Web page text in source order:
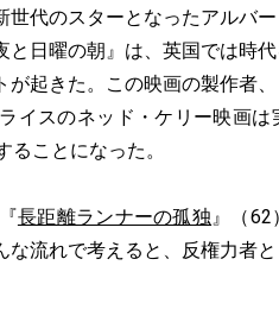
代のスターとなったアルバ
日曜の朝』は、英国では時
起きた。この映画の製作者
イスのネッド・ケリー映画
ことになった。
長距離ランナーの孤独』（62
流れで考えると、反権力者